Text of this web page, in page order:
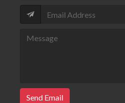
Send Email